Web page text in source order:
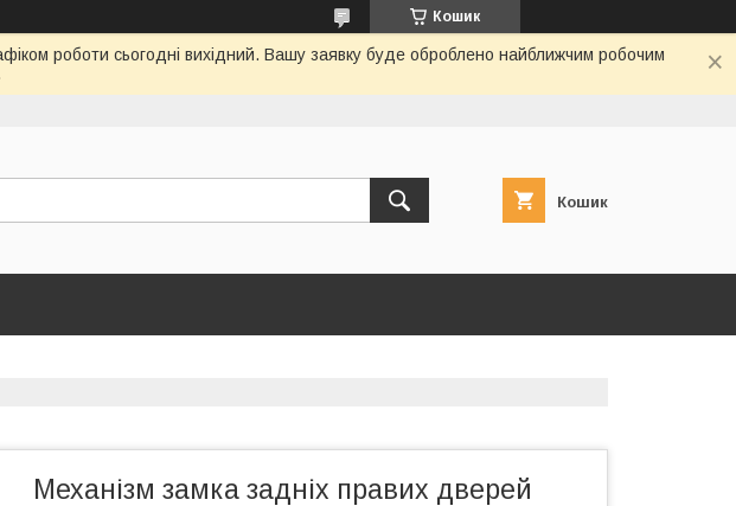
Кошик
роботи сьогодні вихідний. Вашу заявку буде оброблено найближчим робочим
Кошик
Механізм замка задніх правих дверей